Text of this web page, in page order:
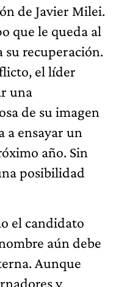
de Javier Milei.
que le queda al
su recuperación.
el líder
una
de su imagen
a ensayar un
año. Sin
posibilidad
el candidato
aún debe
Aunque
y